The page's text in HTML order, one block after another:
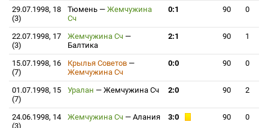
29.07.1998, 18
(3)
Тюмень — Жемчужина
Сч
0:1 90 0
22.07.1998, 17
(3)
Жемчужина Сч —
Балтика
2:1 90 1
15.07.1998, 16
(7)
Крылья Советов —
Жемчужина Сч
0:0 90 0
01.07.1998, 15
(7)
Уралан — Жемчужина Сч 2:0 90 2
24.06.1998, 14
(3)
Жемчужина Сч — Алания 3:0 90 0